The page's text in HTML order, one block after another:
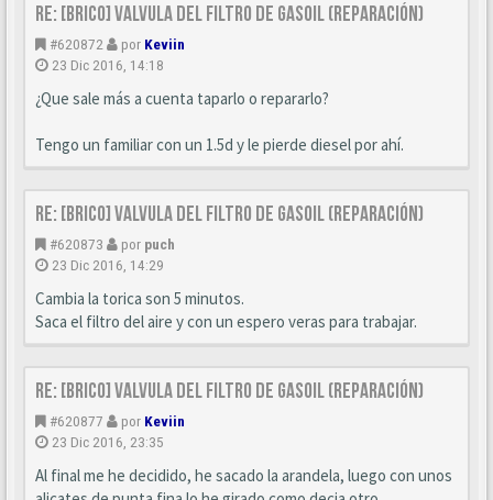
Re: [BRICO] Valvula del filtro de gasoil (reparación)
#620872 por Keviin
23 Dic 2016, 14:18
¿Que sale más a cuenta taparlo o repararlo?
Tengo un familiar con un 1.5d y le pierde diesel por ahí.
Re: [BRICO] Valvula del filtro de gasoil (reparación)
#620873 por puch
23 Dic 2016, 14:29
Cambia la torica son 5 minutos.
Saca el filtro del aire y con un espero veras para trabajar.
Re: [BRICO] Valvula del filtro de gasoil (reparación)
#620877 por Keviin
23 Dic 2016, 23:35
Al final me he decidido, he sacado la arandela, luego con unos